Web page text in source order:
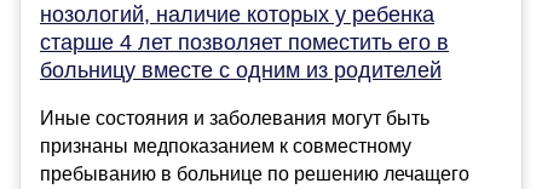
нозологий, наличие которых у ребенка
старше 4 лет позволяет поместить его в
больницу вместе с одним из родителей
Иные состояния и заболевания могут быть
признаны медпоказанием к совместному
пребыванию в больнице по решению лечащего